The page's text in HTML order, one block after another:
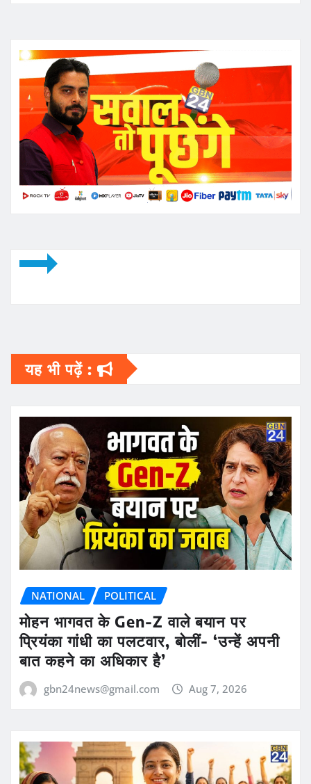
यह भी पढ़ें :
NATIONAL POLITICAL
मोहन भागवत के Gen-Z वाले बयान पर
प्रियंका गांधी का पलटवार, बोलीं- ‘उन्हें अपनी
बात कहने का अधिकार है’
gbn24news@gmail.com Aug 7, 2026